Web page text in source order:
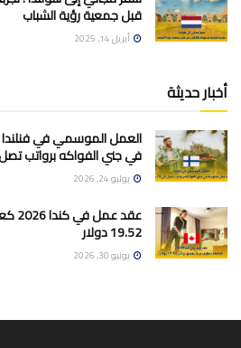
قبل جمعية رؤية الشباب
أبريل 14, 2025
أخبار حديثة
في جني الفواكه برواتب تصل إلى 15 يورو
يوليو 24, 2026
19.52 دولار
يونيو 30, 2026